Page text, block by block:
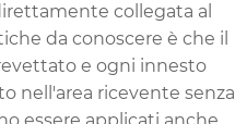
collegata al
da conoscere è che il
e ogni innesto
nell'area ricevente senza